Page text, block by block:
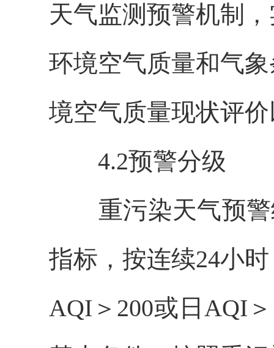
天气监测预警机制
环境空气质量和气
境空气质量现状评
4.2预警分级
重污染天气预警
指标，按连续24小
AQI＞200或日AQI